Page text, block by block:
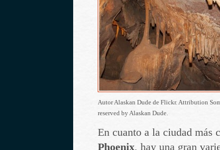
Autor Alaskan Dude de Flickr. Attribution
reserved by Alaskan Dude.
En cuanto a la ciudad más
Phoenix, hay una gran